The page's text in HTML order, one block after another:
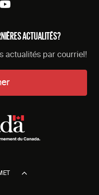
ACTUALITÉS?
actualités par courriel!